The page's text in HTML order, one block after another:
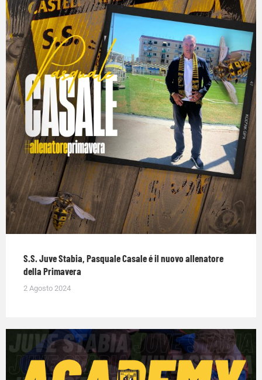
S.S. Juve Stabia, Pasquale Casale é il nuovo allenatore
della Primavera
2 Agosto 2024